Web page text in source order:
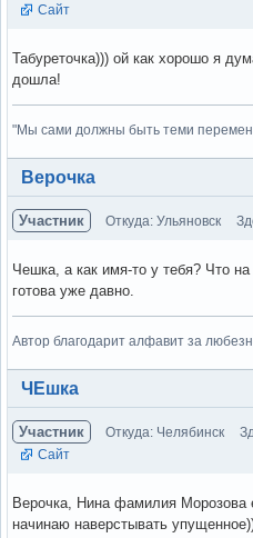
Сайт
Табуреточка))) ой как хорошо я
дошла!
"Мы сами должны быть теми
Вне форума
Верочка
Участник Откуда: Ульяновск
Чешка, а как имя-то у тебя? Что
готова уже давно.
Автор благодарит алфавит за
Вне форума
ЧЕшка
Участник Откуда: Челябинск
Сайт
Верочка, Нина фамилия Морозова
начинаю наверстывать